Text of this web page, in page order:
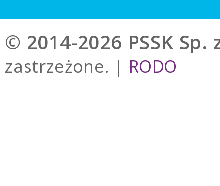
© 2014-2026 PSSK Sp.
zastrzeżone. | RODO